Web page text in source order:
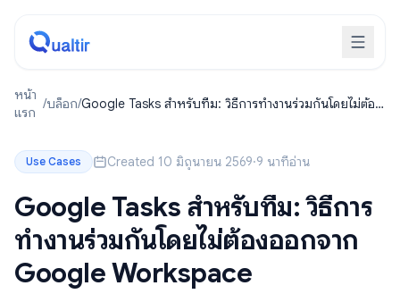
หน้า
แรก
/บล็อก/Google Tasks สำหรับทีม: วิธีการทำงานร่วมกันโดยไม่ต้อง
Use Cases Created 10 มิถุนายน 2569·9 นาทีอ่าน
Google Tasks สำหรับทีม: วิธีการ
ทำงานร่วมกันโดยไม่ต้องออกจาก
Google Workspace